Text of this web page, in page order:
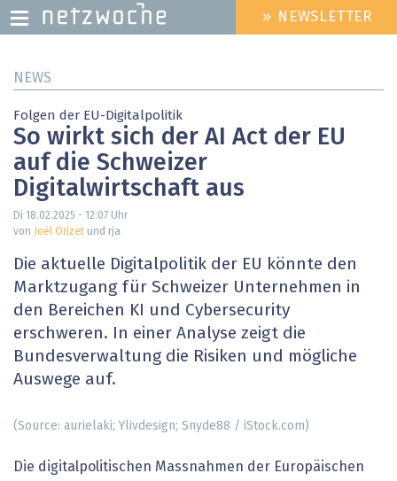
zum
HEADER
MENU
» NEWSLETTER
NEWS
Folgen der EU-Digitalpolitik
So wirkt sich der AI Act der EU
auf die Schweizer
Digitalwirtschaft aus
Di 18.02.2025 - 12:07 Uhr
von
Joël Orizet und rja
Die aktuelle Digitalpolitik der EU könnte den
Marktzugang für Schweizer Unternehmen in
den Bereichen KI und Cybersecurity
erschweren. In einer Analyse zeigt die
Bundesverwaltung die Risiken und mögliche
Auswege auf.
(Source: aurielaki; Ylivdesign; Snyde88 / iStock.com)
Die digitalpolitischen Massnahmen der Europäischen